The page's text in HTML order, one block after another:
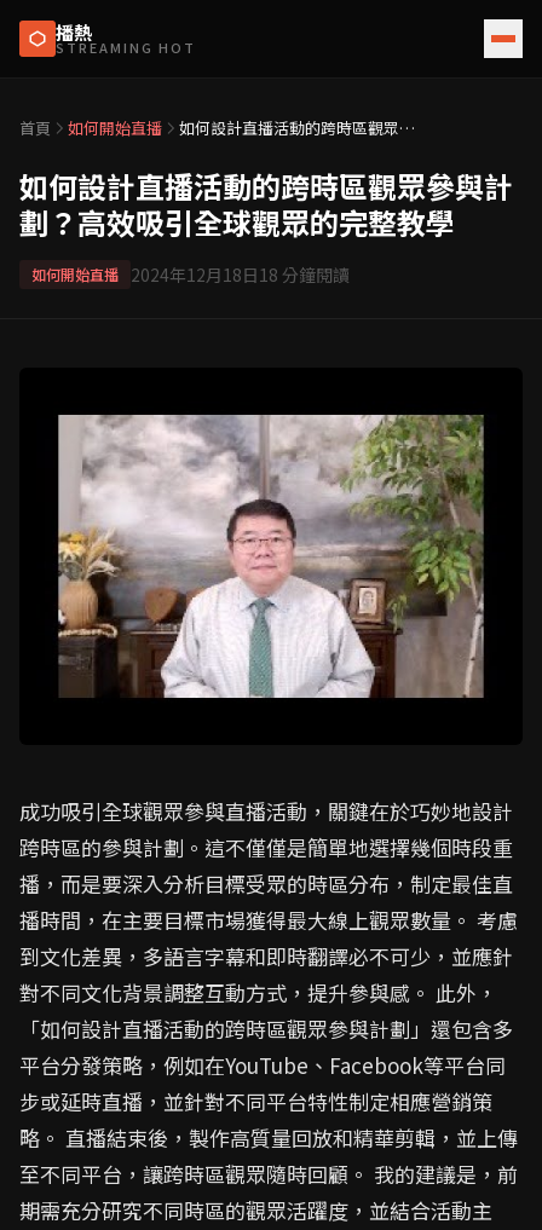
播熱
STREAMING HOT
首頁 如何開始直播
如何設計直播活動的跨時區觀眾參
教學
如何設計直播活動的跨時區觀眾參與計
劃？高效吸引全球觀眾的完整教學
如何開始直播 2024年12月18日18 分鐘閱讀
成功吸引全球觀眾參與直播活動，關鍵在於巧妙地設計
跨時區的參與計劃。這不僅僅是簡單地選擇幾個時段重
播，而是要深入分析目標受眾的時區分布，制定最佳直
播時間，在主要目標市場獲得最大線上觀眾數量。 考慮
到文化差異，多語言字幕和即時翻譯必不可少，並應針
對不同文化背景調整互動方式，提升參與感。 此外，
「如何設計直播活動的跨時區觀眾參與計劃」還包含多
平台分發策略，例如在YouTube、Facebook等平台同
步或延時直播，並針對不同平台特性制定相應營銷策
略。 直播結束後，製作高質量回放和精華剪輯，並上傳
至不同平台，讓跨時區觀眾隨時回顧。 我的建議是，前
期需充分研究不同時區的觀眾活躍度，並結合活動主